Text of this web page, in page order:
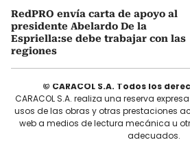
RedPRO envía carta de apoyo al
presidente Abelardo De la
Espriella:se debe trabajar con las
regiones
© CARACOL S.A. Todos los
CARACOL S.A. realiza una reserva
usos de las obras y otras prestaciones
web a medios de lectura mecánica u
adecuados.